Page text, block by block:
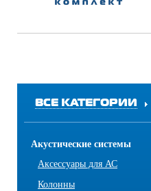
ВСЕ КАТЕГОРИИ
Акустические системы
Аксессуары для АС
Колонны